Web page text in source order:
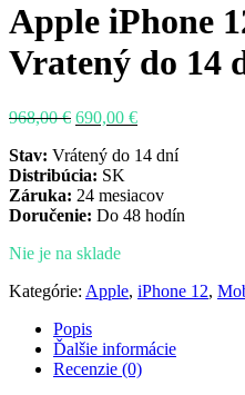
Apple iPhone
Vratený do 14
968,00€ Pôvodná
bola:
968,00 €.
690,00 €Aktuálna
je:
Stav: Vrátený do 14 dní
Distribúcia: SK
Záruka: 24 mesiacov
Doručenie: Do 48 hodín
Nie je na sklade
Kategórie: Apple, iPhone 12,
Popis
Ďalšie informácie
Recenzie (0)